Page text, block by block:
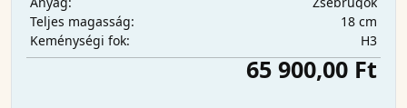
Teljes magasság:
18 cm
Keménységi fok:
H3
65 900,00 Ft